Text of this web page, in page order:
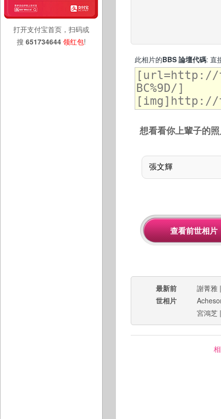
打开支付宝首页，扫码或
搜 651734644 领红包!
此相片的BBS 論壇代碼: 直
想看看你上輩子的
最新前
世相片
謝菁雅
宮鴻芝